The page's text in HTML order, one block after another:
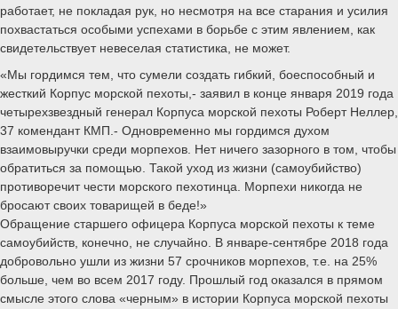
работает, не покладая рук, но несмотря на все старания и усилия
похвастаться особыми успехами в борьбе с этим явлением, как
свидетельствует невеселая статистика, не может.
«Мы гордимся тем, что сумели создать гибкий, боеспособный и
жесткий Корпус морской пехоты,- заявил в конце января 2019 года
четырехзвездный генерал Корпуса морской пехоты Роберт Неллер,
37 комендант КМП.- Одновременно мы гордимся духом
взаимовыручки среди морпехов. Нет ничего зазорного в том, чтобы
обратиться за помощью. Такой уход из жизни (самоубийство)
противоречит чести морского пехотинца. Морпехи никогда не
бросают своих товарищей в беде!»
Обращение старшего офицера Корпуса морской пехоты к теме
самоубийств, конечно, не случайно. В январе-сентябре 2018 года
добровольно ушли из жизни 57 срочников морпехов, т.е. на 25%
больше, чем во всем 2017 году. Прошлый год оказался в прямом
смысле этого слова «черным» в истории Корпуса морской пехоты